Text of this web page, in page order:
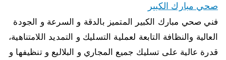
صحي مبارك الكبير
فني صحي مبارك الكبير المتميز بالدقة و السرعة و الجودة
العالية والنظافة التابعة لعملية التسليك و التمديد اللامتناهية،
قدرة عالية على تسليك جميع المجاري و البلاليع و تنظيفها و